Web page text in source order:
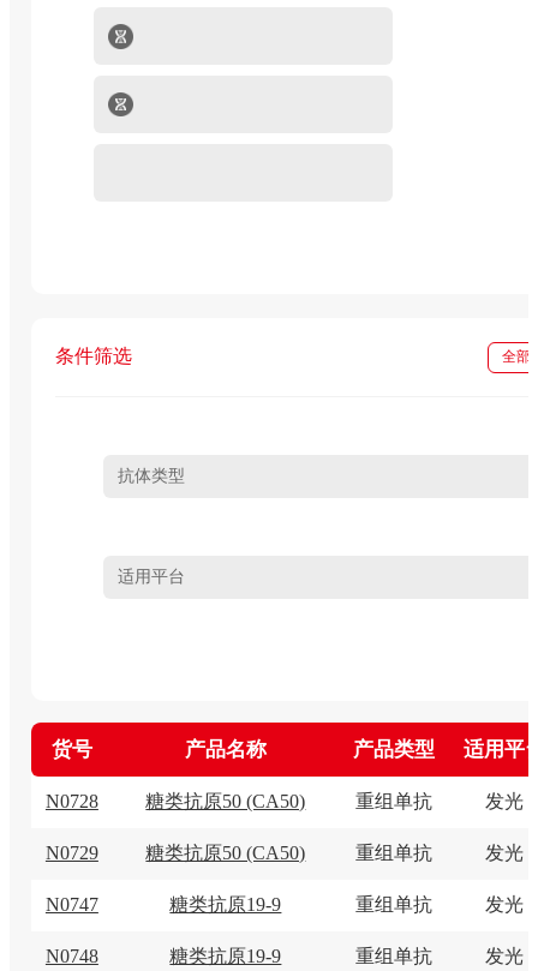
条件筛选 全部
抗体类型
适用平台
货号 产品名称 产品类型 适用平
N0728 糖类抗原50 (CA50) 重组单抗 发光
N0729 糖类抗原50 (CA50) 重组单抗 发光
N0747 糖类抗原19-9 重组单抗 发光
N0748 糖类抗原19-9 重组单抗 发光